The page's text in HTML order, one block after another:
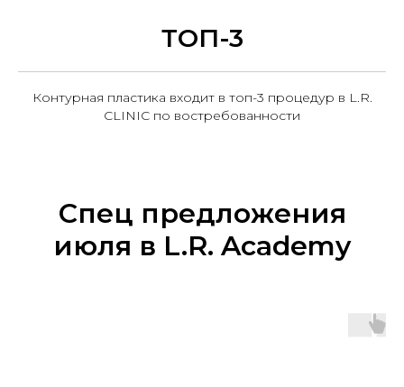
ТОП-3
Контурная пластика входит в топ-3 процедур в L.R.
CLINIC по востребованности
Спец предложения
июля в L.R. Academy